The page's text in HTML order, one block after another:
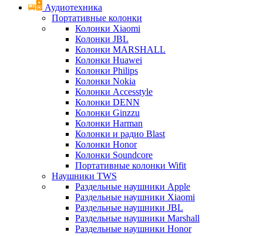
Аудиотехника
Портативные колонки
Колонки Xiaomi
Колонки JBL
Колонки MARSHALL
Колонки Huawei
Колонки Philips
Колонки Nokia
Колонки Accesstyle
Колонки DENN
Колонки Ginzzu
Колонки Harman
Колонки и радио Blast
Колонки Honor
Колонки Soundcore
Портативные колонки Wifit
Наушники TWS
Раздельные наушники Apple
Раздельные наушники Xiaomi
Раздельные наушники JBL
Раздельные наушники Marshall
Раздельные наушники Honor